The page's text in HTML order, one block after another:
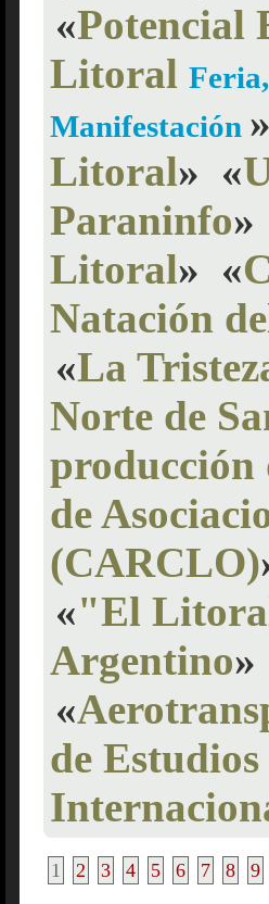
«Potencial
Litoral
Manifestación »
Litoral» «
Paraninfo»
Litoral» «
Natación
«La
Norte de
producción
de
(CARCLO)
«"El
Argentino»
«
de
1 2 3 4 5 6 7 8 9